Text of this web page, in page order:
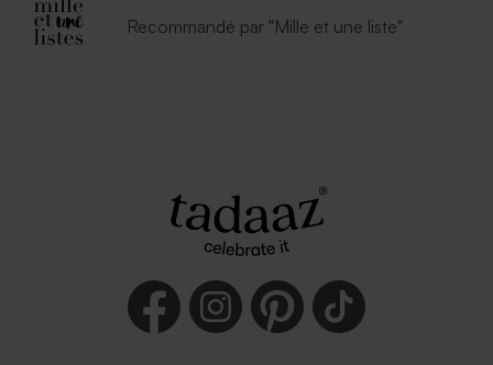
Recommandé par "Mille et une liste"